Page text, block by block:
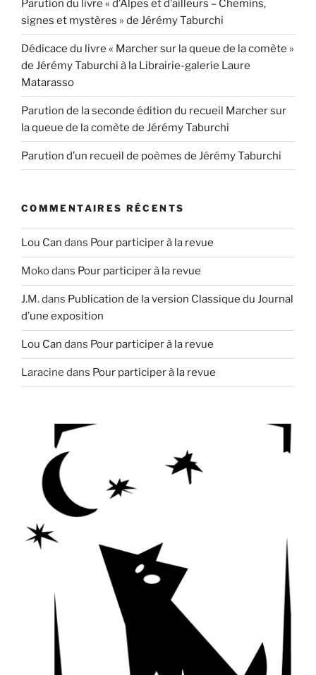
Parution du livre « d’Alpes et d’ailleurs – Chemins,
signes et mystères » de Jérémy Taburchi
Dédicace du livre « Marcher sur la queue de la comète »
de Jérémy Taburchi à la Librairie-galerie Laure
Matarasso
Parution de la seconde édition du recueil Marcher sur
la queue de la comète de Jérémy Taburchi
Parution d’un recueil de poèmes de Jérémy Taburchi
COMMENTAIRES RÉCENTS
Lou Can dans Pour participer à la revue
Mokodans Pour participer à la revue
J.M.dans Publication de la version Classique du Journal
d’une exposition
Lou Can dans Pour participer à la revue
Laracine dans Pour participer à la revue